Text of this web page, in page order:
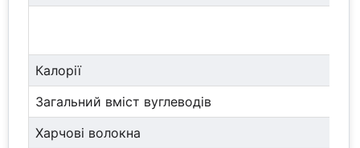
Калорії
Загальний вміст вуглеводів
Харчові волокна